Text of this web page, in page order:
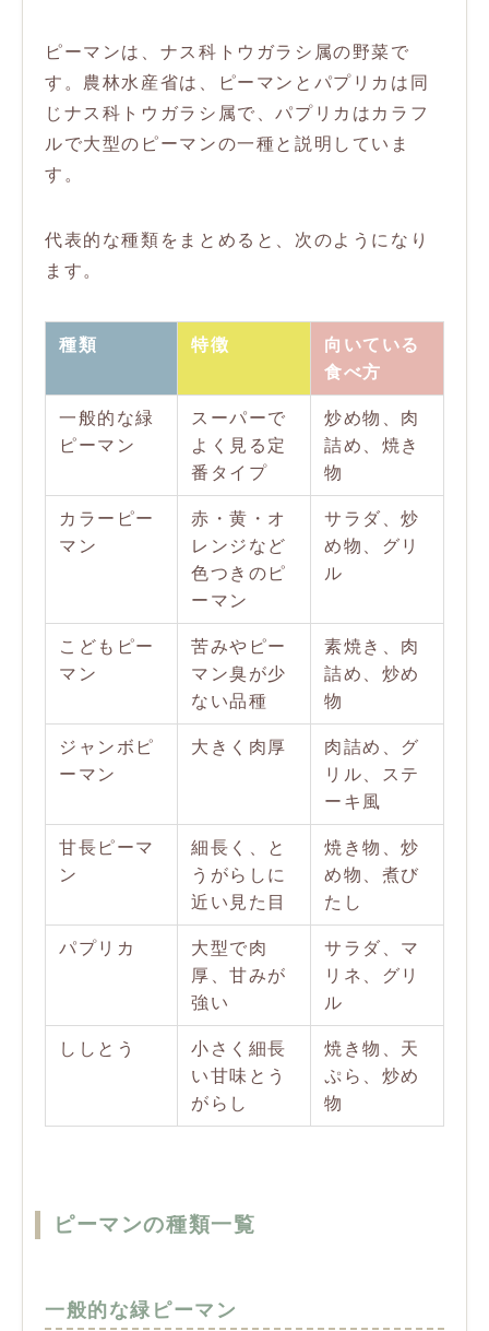
ピーマンは、ナス科トウガラシ属の野菜で
す。農林水産省は、ピーマンとパプリカは同
じナス科トウガラシ属で、パプリカはカラフ
ルで大型のピーマンの一種と説明していま
す。
代表的な種類をまとめると、次のようになり
ます。
種類 特徴
向いている
食べ方
一般的な緑
ピーマン
スーパーで
よく見る定
番タイプ
炒め物、肉
詰め、焼き
物
カラーピー
マン
赤・黄・オ
レンジなど
色つきのピ
ーマン
サラダ、炒
め物、グリ
ル
こどもピー
マン
苦みやピー
マン臭が少
ない品種
素焼き、肉
詰め、炒め
物
ジャンボピ
ーマン
大きく肉厚
肉詰め、グ
リル、ステ
ーキ風
甘長ピーマ
ン
細長く、と
うがらしに
近い見た目
焼き物、炒
め物、煮び
たし
パプリカ
大型で肉
厚、甘みが
強い
サラダ、マ
リネ、グリ
ル
ししとう
小さく細長
い甘味とう
がらし
焼き物、天
ぷら、炒め
物
ピーマンの種類一覧
一般的な緑ピーマン